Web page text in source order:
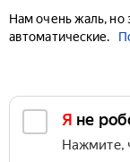
Нам очень жаль, но
автоматические.
Я не
Нажмите,